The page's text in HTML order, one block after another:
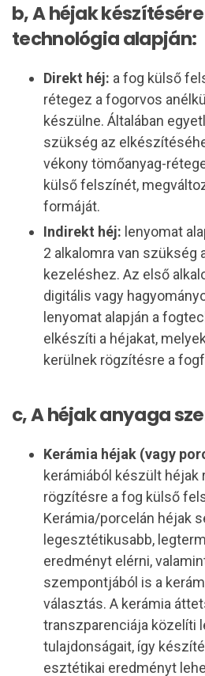
b, A héjak
technológia alapján:
Direkt héj: a fog külső
rétegez a fogorvos
készülne. Általában
szükség az
vékony tömőanyag-
külső felszínét,
formáját.
Indirekt héj: lenyomat
2 alkalomra van szükség
kezeléshez. Az első
digitális vagy
lenyomat alapján a
elkészíti a héjakat,
kerülnek rögzítésre a
c, A héjak anyaga
Kerámia héjak (vagy
kerámiából készült héjak
rögzítésre a fog külső
Kerámia/porcelán héjak
legesztétikusabb,
eredményt elérni,
szempontjából is a
választás. A kerámia
transzparenciája közelíti
tulajdonságait, így
esztétikai eredményt